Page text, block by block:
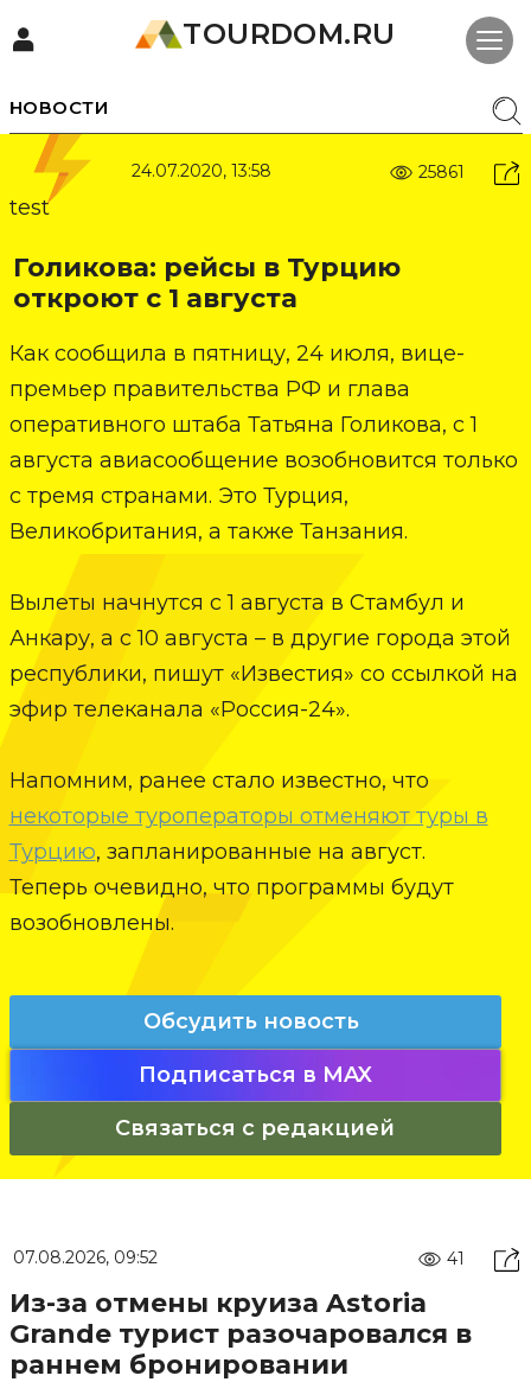
TOURDOM.RU
НОВОСТИ
24.07.2020, 13:58 25861
test
Голикова: рейсы в Турцию
откроют с 1 августа
Как сообщила в пятницу, 24 июля, вице-
премьер правительства РФ и глава
оперативного штаба Татьяна Голикова, с 1
августа авиасообщение возобновится только
с тремя странами. Это Турция,
Великобритания, а также Танзания.
Вылеты начнутся с 1 августа в Стамбул и
Анкару, а с 10 августа – в другие города этой
республики, пишут «Известия» со ссылкой на
эфир телеканала «Россия-24».
Напомним, ранее стало известно, что
некоторые туроператоры отменяют туры в
Турцию, запланированные на август.
Теперь очевидно, что программы будут
возобновлены.
Обсудить новость
Подписаться в MAX
Связаться с редакцией
07.08.2026, 09:52 41
Из-за отмены круиза Astoria
Grande турист разочаровался в
раннем бронировании